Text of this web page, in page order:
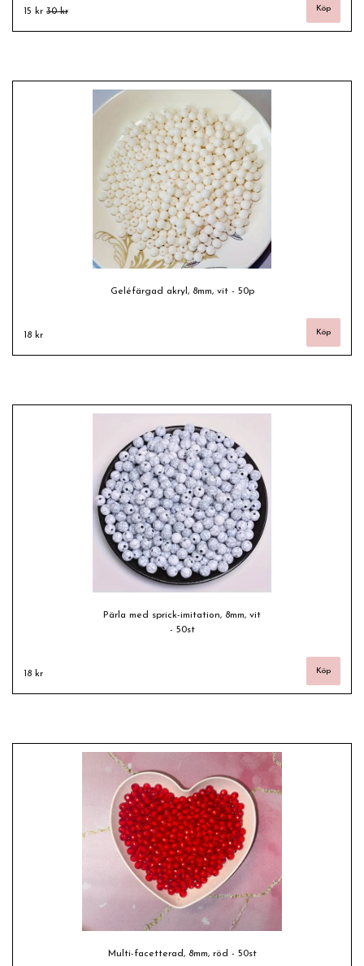
15 kr 30 kr
Geléfärgad akryl, 8mm, vit - 50p
18 kr
Pärla med sprick-imitation, 8mm, vit
- 50st
18 kr
Multi-facetterad, 8mm, röd - 50st